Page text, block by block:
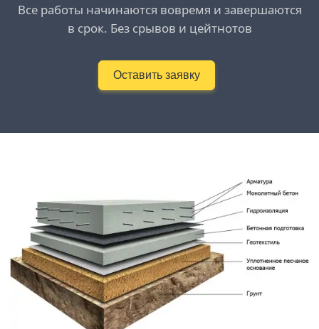
Все работы начинаются вовремя и завершаются
в срок. Без срывов и цейтнотов
Оставить заявку